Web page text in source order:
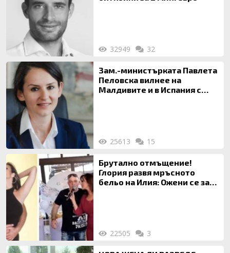
32949 32
Зам.-министърката Павлета
Пеловска вилнее на
Малдивите и в Испания с
25613 15
Брутално отмъщение!
Глория развя мръсното
бельо на Илия: Ожени се за
22505 3